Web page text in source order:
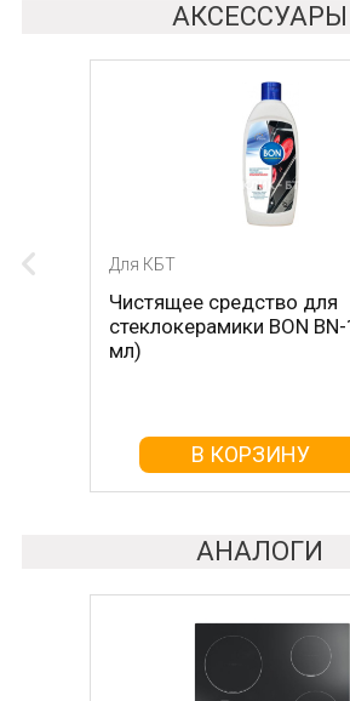
АКСЕССУАРЫ
Для КБТ
Чистящее средство для
стеклокерамики BON
мл)
В КОРЗИНУ
Для КБТ
Скребок для ухода за
стеклокерамикой BON
В КОРЗИНУ
АНАЛОГИ